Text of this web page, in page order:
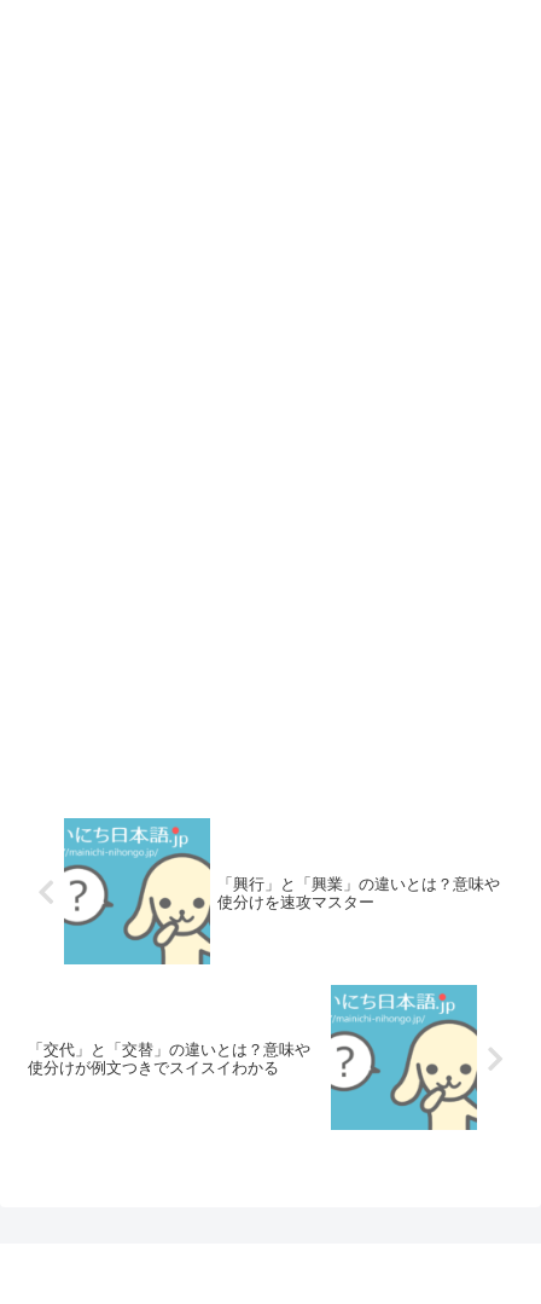
「興行」と「興業」の違いとは？意味や
使分けを速攻マスター
「交代」と「交替」の違いとは？意味や
使分けが例文つきでスイスイわかる